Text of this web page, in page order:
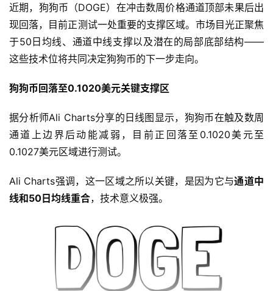
近期，狗狗币（DOGE）在冲击数周价格通道顶部未果后出
现回落，目前正测试一处重要的支撑区域。市场目光正聚焦
于50日均线、通道中线支撑以及潜在的局部底部结构——
这些技术位将共同决定狗狗币的下一步走向。
狗狗币回落至0.1020美元关键支撑区
据分析师Ali Charts分享的日线图显示，狗狗币在触及数周
通道上边界后动能减弱，目前正回落至0.1020美元至
0.1027美元区域进行测试。
Ali Charts强调，这一区域之所以关键，是因为它与通道中
线和50日均线重合，技术意义极强。